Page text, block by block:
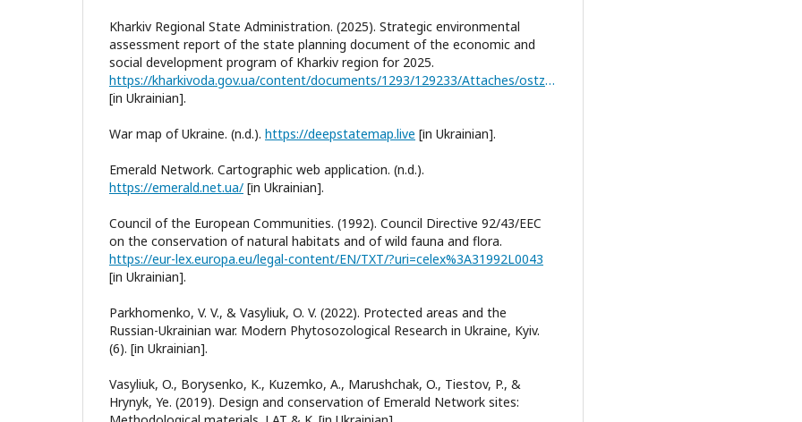
Kharkiv Regional State Administration. (2025). Strategic environmental
assessment report of the state planning document of the economic and
social development program of Kharkiv region for 2025.
https://kharkivoda.gov.ua/content/documents/1293/129233/Attaches/ostzvit_pro_seo_pesr_u_ho_2025.pdf
[in Ukrainian].
War map of Ukraine. (n.d.). https://deepstatemap.live [іn Ukrainian].
Emerald Network. Cartographic web application. (n.d.).
https://emerald.net.ua/ [іn Ukrainian].
Council of the European Communities. (1992). Council Directive 92/43/EEC
on the conservation of natural habitats and of wild fauna and flora.
https://eur-lex.europa.eu/legal-content/EN/TXT/?uri=celex%3A31992L0043
[іn Ukrainian].
Parkhomenko, V. V., & Vasyliuk, O. V. (2022). Protected areas and the
Russian-Ukrainian war. Modern Phytosozological Research in Ukraine, Kyiv.
(6). [іn Ukrainian].
Vasyliuk, O., Borysenko, K., Kuzemko, A., Marushchak, O., Tiestov, P., &
Hrynyk, Ye. (2019). Design and conservation of Emerald Network sites: